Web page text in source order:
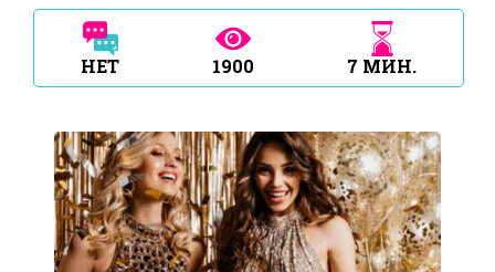
НЕТ 1900 7 МИН.